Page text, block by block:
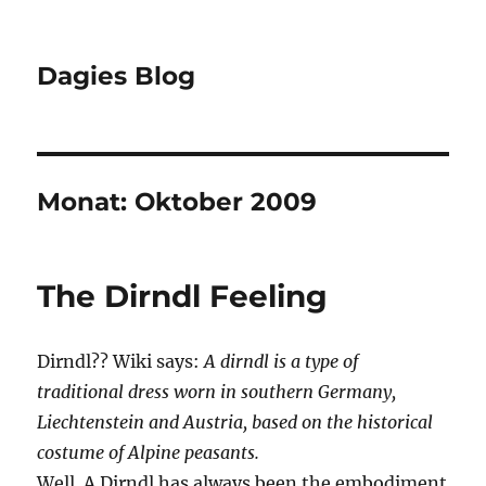
Dagies Blog
Monat: Oktober 2009
The Dirndl Feeling
Dirndl?? Wiki says:A dirndl is a type of
traditional dress worn in southern Germany,
Liechtenstein and Austria, based on the historical
costume of Alpine peasants.